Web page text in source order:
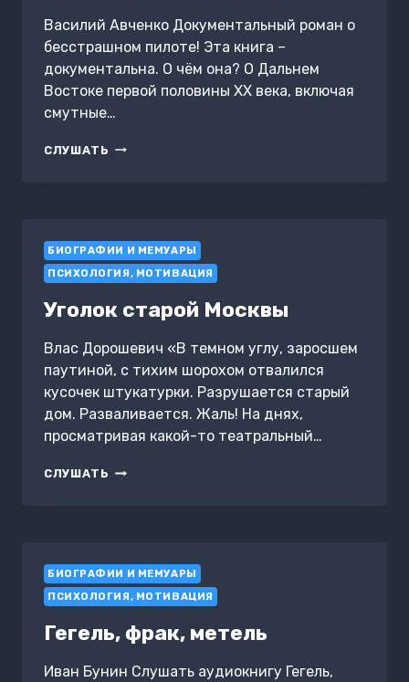
Василий Авченко Документальный роман о
бесстрашном пилоте! Эта книга –
документальна. О чём она? О Дальнем
Востоке первой половины ХХ века, включая
смутные…
СЛУШАТЬ КРАСНОЕ
ОГНЕ
И
ЧЕЛОВЕКЕ
ЛЕТАЮЩЕМ
БИОГРАФИИ И МЕМУАРЫ
ПСИХОЛОГИЯ, МОТИВАЦИЯ
Уголок старой Москвы
Влас Дорошевич «В темном углу, заросшем
паутиной, с тихим шорохом отвалился
кусочек штукатурки. Разрушается старый
дом. Разваливается. Жаль! На днях,
просматривая какой-то театральный…
СЛУШАТЬ УГОЛОК
БИОГРАФИИ И МЕМУАРЫ
ПСИХОЛОГИЯ, МОТИВАЦИЯ
Гегель, фрак, метель
Иван Бунин Слушать аудиокнигу Гегель,